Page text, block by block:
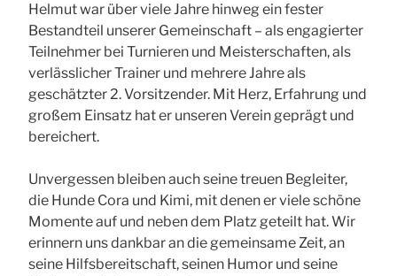
Helmut war über viele Jahre hinweg ein fester
Bestandteil unserer Gemeinschaft – als engagierter
Teilnehmer bei Turnieren und Meisterschaften, als
verlässlicher Trainer und mehrere Jahre als
geschätzter 2. Vorsitzender. Mit Herz, Erfahrung und
großem Einsatz hat er unseren Verein geprägt und
bereichert.
Unvergessen bleiben auch seine treuen Begleiter,
die Hunde Cora und Kimi, mit denen er viele schöne
Momente auf und neben dem Platz geteilt hat. Wir
erinnern uns dankbar an die gemeinsame Zeit, an
seine Hilfsbereitschaft, seinen Humor und seine